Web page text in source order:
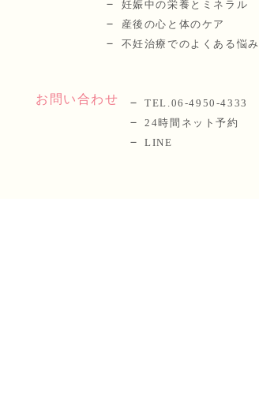
妊娠中の栄養とミネラル
産後の⼼と体のケア
不妊治療でのよくある悩み
お問い合わせ
TEL.06-4950-4333
24時間ネット予約
LINE